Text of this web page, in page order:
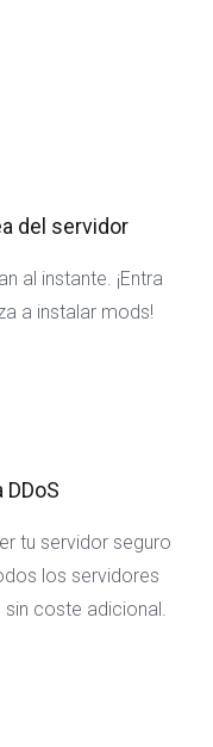
del servidor
al instante. ¡Entra
a instalar mods!
tu servidor seguro
los servidores
coste adicional.